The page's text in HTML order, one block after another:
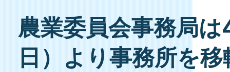
農業委員会事務局
日）より事務所を